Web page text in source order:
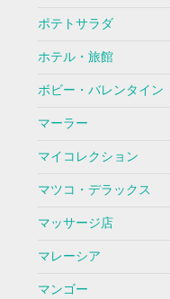
ポテトサラダ
ホテル・旅館
ボビー・バレンタイン
マーラー
マイコレクション
マツコ・デラックス
マッサージ店
マレーシア
マンゴー